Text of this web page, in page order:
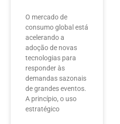
O mercado de
consumo global está
acelerando a
adoção de novas
tecnologias para
responder às
demandas sazonais
de grandes eventos.
A princípio, o uso
estratégico